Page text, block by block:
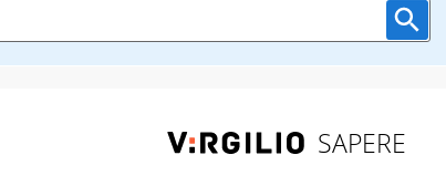
SAPERE